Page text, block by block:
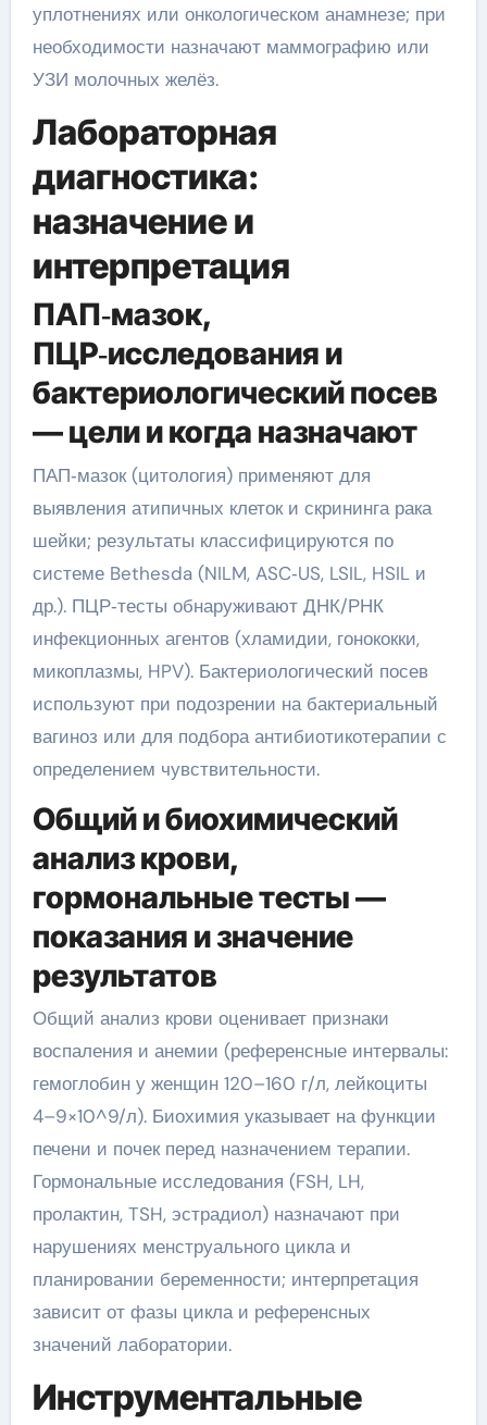
уплотнениях или онкологическом анамнезе; при
необходимости назначают маммографию или
УЗИ молочных желёз.
Лабораторная
диагностика:
назначение и
интерпретация
ПАП‑мазок,
ПЦР‑исследования и
бактериологический посев
— цели и когда назначают
ПАП‑мазок (цитология) применяют для
выявления атипичных клеток и скрининга рака
шейки; результаты классифицируются по
системе Bethesda (NILM, ASC‑US, LSIL, HSIL и
др.). ПЦР‑тесты обнаруживают ДНК/РНК
инфекционных агентов (хламидии, гонококки,
микоплазмы, HPV). Бактериологический посев
используют при подозрении на бактериальный
вагиноз или для подбора антибиотикотерапии с
определением чувствительности.
Общий и биохимический
анализ крови,
гормональные тесты —
показания и значение
результатов
Общий анализ крови оценивает признаки
воспаления и анемии (референсные интервалы:
гемоглобин у женщин 120–160 г/л, лейкоциты
4–9×10^9/л). Биохимия указывает на функции
печени и почек перед назначением терапии.
Гормональные исследования (FSH, LH,
пролактин, TSH, эстрадиол) назначают при
нарушениях менструального цикла и
планировании беременности; интерпретация
зависит от фазы цикла и референсных
значений лаборатории.
Инструментальные